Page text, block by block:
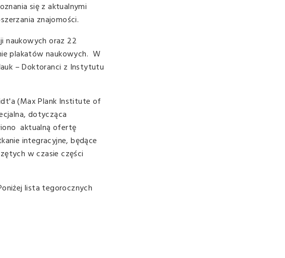
się z aktualnymi
znajomości.
naukowych oraz 22
plakatów naukowych. W
– Doktoranci z Instytutu
(Max Plank Institute of
dotycząca
aktualną ofertę
integracyjne, będące
w czasie części
lista tegorocznych